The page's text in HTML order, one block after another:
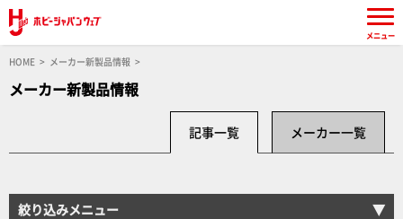
HOME メーカー新製品情報
メーカー新製品情報
記事一覧 メーカー一覧
絞り込みメニュー
メニュー